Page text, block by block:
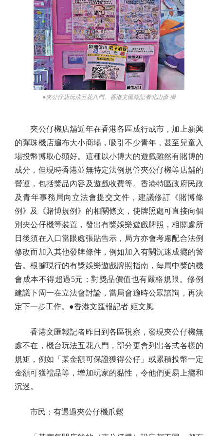
●夾公仔店玩法五花八門。香港文匯報記者北山彥 攝
夾公仔機店舖近年在香港各區成行成市，加上新興
的彈珠機店遍布大小商場，吸引不少青年，甚至兒童入
場投幣博取心頭好。這種以小博大的遊戲雖然有賭博的
成分，但現時香港並無特定法例規管夾公仔機等店舖的
營運，包括獎品內容及遊戲收費等。香港特區政府民政
及青年事務局向立法會提交文件，建議修訂《賭博條
例》及《賭博規例》的相關條文，使牌照處可直接向個
別夾公仔機等裝置，發出有獎娛樂遊戲牌照，相關處所
日後須在入口當眼處張貼告示，局方亦會考慮配合法例
修改而加入其他發牌條件，例如加入有關沉迷成癮的警
告。根據現行的有獎娛樂遊戲牌照指南，每局中獎的機
會成本不得超過5元；對獎品價值也有嚴格規限。修例
建議下周一在立法會討論，當局會適時公眾諮詢，再決
定下一步工作。●香港文匯報記者 姬文風
香港文匯報記者昨日到各區視察，發現夾公仔機無
處不在，機台玩法五花八門，部分更會列出各式各樣的
規矩，例如「某金額可保證獲得公仔」或累積投幣一定
金額可獲禮品等，增加玩家的黏性，令他們更易上癮和
沉迷。
市民：有遇過夾公仔機爪鬆